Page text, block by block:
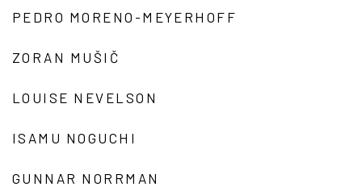
PEDRO MORENO-MEYERHOFF
ZORAN MUŠIČ
LOUISE NEVELSON
ISAMU NOGUCHI
GUNNAR NORRMAN